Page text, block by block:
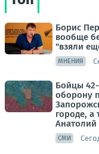
Борис
вообще
"взяли
МНЕНИЯ
Бойцы
оборону
городе,
Анатолий
СМИ